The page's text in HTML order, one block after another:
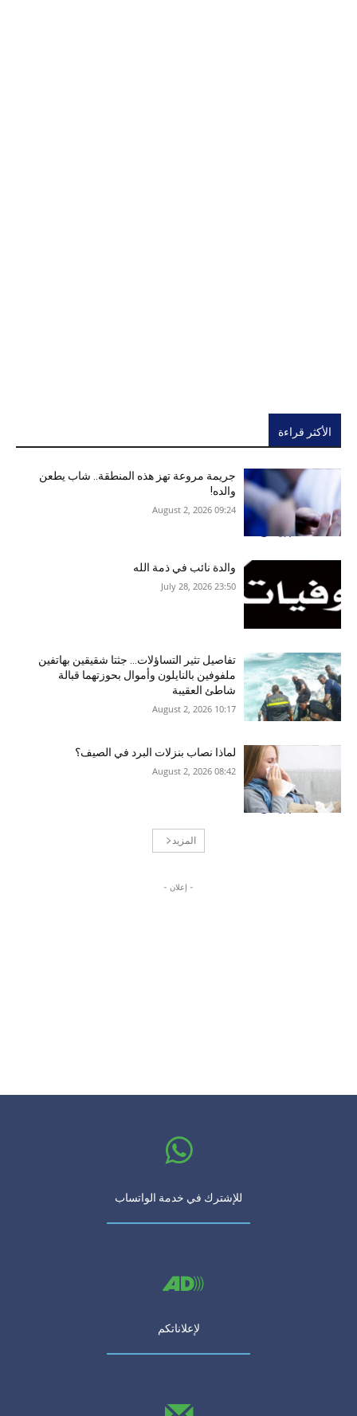
الأكثر قراءة
جريمة مروعة تهز هذه المنطقة.. شاب يطعن
والده!
09:24 2026 ,August 2
والدة نائب في ذمة الله
23:50 2026 ,July 28
تفاصيل تثير التساؤلات… جثتا شقيقين بهاتفين
ملفوفين بالنايلون وأموال بحوزتهما قبالة
شاطئ العقيبة
10:17 2026 ,August 2
لماذا نصاب بنزلات البرد في الصيف؟
08:42 2026 ,August 2
المزيد
- إعلان -
للإشترك في خدمة الواتساب
لإعلاناتكم